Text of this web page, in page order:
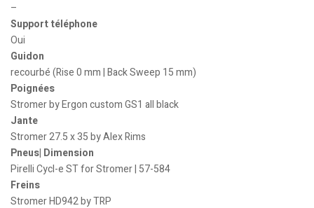
–
Support téléphone
Oui
Guidon
recourbé (Rise 0 mm | Back Sweep 15 mm)
Poignées
Stromer by Ergon custom GS1 all black
Jante
Stromer 27.5 x 35 by Alex Rims
Pneus| Dimension
Pirelli Cycl-e ST for Stromer | 57-584
Freins
Stromer HD942 by TRP